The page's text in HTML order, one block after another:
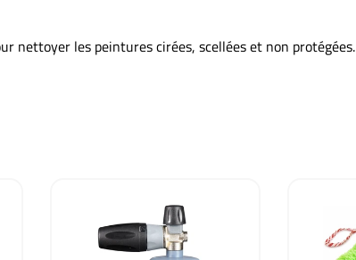
nettoyer les peintures cirées, scellées et non protégées.